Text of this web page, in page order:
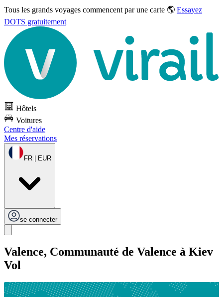
Tous les grands voyages commencent par une carte 🌎 Essayez
DOTS gratuitement
Hôtels
Voitures
Centre d'aide
Mes réservations
FR | EUR
se connecter
Valence, Communauté de Valence à Kiev
Vol